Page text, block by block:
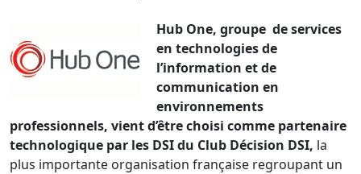
Hub One, groupe de services
en technologies de
l’information et de
communication en
environnements
professionnels, vient d’être choisi comme partenaire
technologique par les DSI du Club Décision DSI, la
plus importante organisation française regroupant un